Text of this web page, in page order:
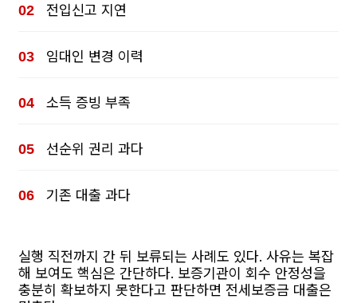
전입신고 지연
임대인 변경 이력
소득 증빙 부족
선순위 권리 과다
기존 대출 과다
실행 직전까지 간 뒤 보류되는 사례도 있다. 사유는 복잡
해 보여도 핵심은 간단하다. 보증기관이 회수 안정성을
충분히 확보하지 못한다고 판단하면 전세보증금 대출은